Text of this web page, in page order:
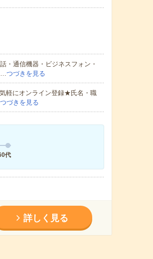
・通信機器・ビジネスフォン・
…つづきを見る
軽にオンライン登録★氏名・職
つづきを見る
代
詳しく見る